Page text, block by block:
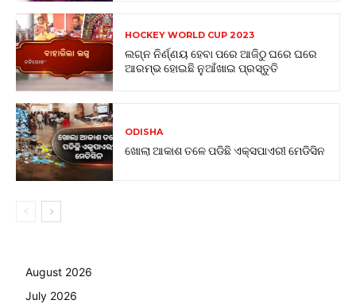
HOCKEY WORLD CUP 2023
ଲଗ୍ନ ନିର୍ଣ୍ଣୟ ହେବା ପରେ ଆଜିଠୁ ଘରେ ଘରେ
ଆରମ୍ଭ ହୋଇଛି ନୁଆଁଖାଇ ପ୍ରସ୍ତୁତି
ODISHA
ଖୋଲା ଆକାଶ ତଳେ ପଡିଛି ଏକ୍ସପାଏରୀ ମେଡିସିନ
August 2026
July 2026